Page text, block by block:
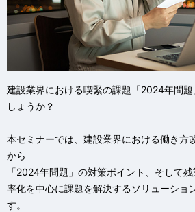
建設業界における喫緊の課題「2024年問
しょうか？
本セミナーでは、建設業界における働き方
から
「2024年問題」の対策ポイント、そして
率化を中心に課題を解決するソリューショ
す。